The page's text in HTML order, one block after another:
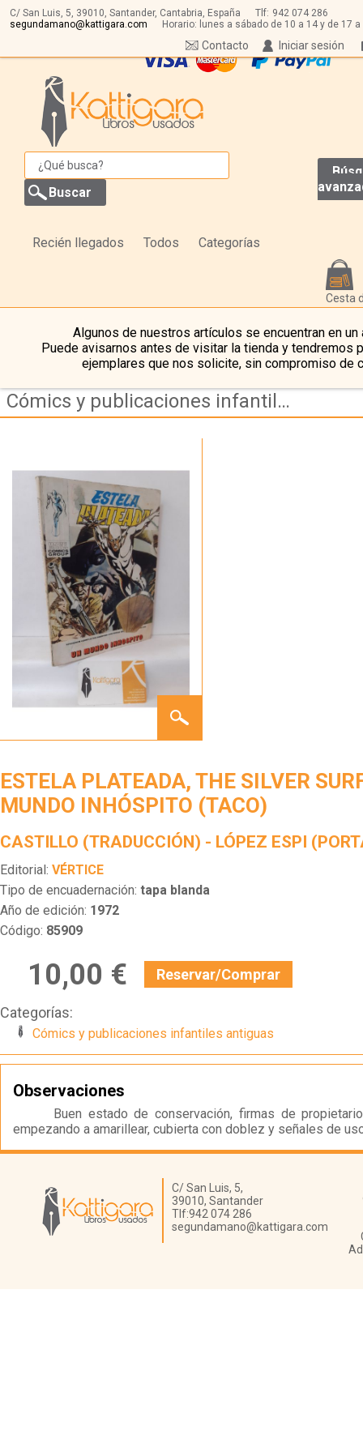
C/ San Luis, 5, 39010, Santander, Cantabria, España Tlf: 942 074 286
segundamano@kattigara.com
Horario: lunes a sábado de 10 a 14 y de 17 a
Iniciar sesión
Contacto
Recién llegados Todos Categorías
Cesta
Algunos de nuestros artículos se encuentran en un
Puede avisarnos antes de visitar la tienda y tendremos
ejemplares que nos solicite, sin compromiso de
Cómics y publicaciones infantiles antiguas
PLATEADA,
9. UN
MUNDO
INHÓSPITO
ESTELA PLATEADA, THE SILVER
MUNDO INHÓSPITO (TACO)
CASTILLO (TRADUCCIÓN) - LÓPEZ ESPI
Editorial: VÉRTICE
Tipo de encuadernación: tapa blanda
Año de edición: 1972
Código: 85909
10,00 € Reservar/Comprar
Categorías:
Cómics y publicaciones infantiles antiguas
Observaciones
Buen estado de conservación, firmas de
empezando a amarillear, cubierta con doblez y señales de
Librería Kattigara
C/ San Luis, 5,
39010, Santander
Tlf:942 074 286
segundamano@kattigara.com